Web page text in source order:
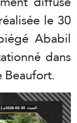
le 30
Ababil
dans